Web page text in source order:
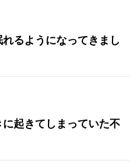
れるようになってきまし
に起きてしまっていた不